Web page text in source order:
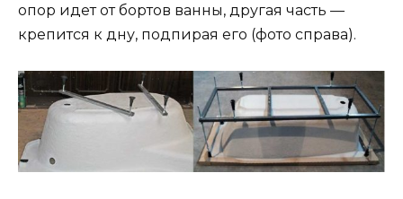
опор идет от бортов ванны, другая часть —
крепится к дну, подпирая его (фото справа).